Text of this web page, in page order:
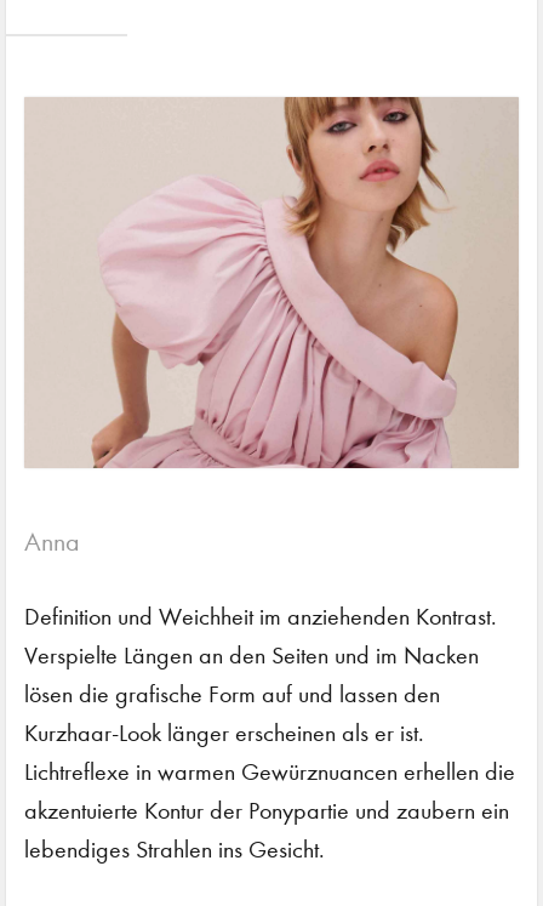
Anna
Definition und Weichheit im anziehenden Kontrast.
Verspielte Längen an den Seiten und im Nacken
lösen die grafische Form auf und lassen den
Kurzhaar-Look länger erscheinen als er ist.
Lichtreflexe in warmen Gewürznuancen erhellen die
akzentuierte Kontur der Ponypartie und zaubern ein
lebendiges Strahlen ins Gesicht.